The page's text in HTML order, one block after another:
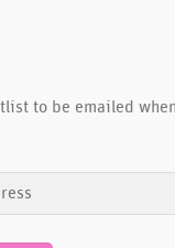
to be emailed